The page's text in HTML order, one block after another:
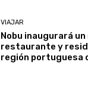
VIAJAR
Nobu inaugurará
restaurante y
región portuguesa